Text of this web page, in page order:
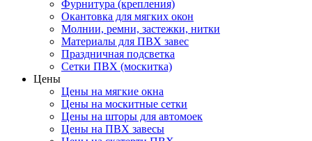
Фурнитура (крепления)
Окантовка для мягких окон
Молнии, ремни, застежки, нитки
Материалы для ПВХ завес
Праздничная подсветка
Сетки ПВХ (москитка)
Цены
Цены на мягкие окна
Цены на москитные сетки
Цены на шторы для автомоек
Цены на ПВХ завесы